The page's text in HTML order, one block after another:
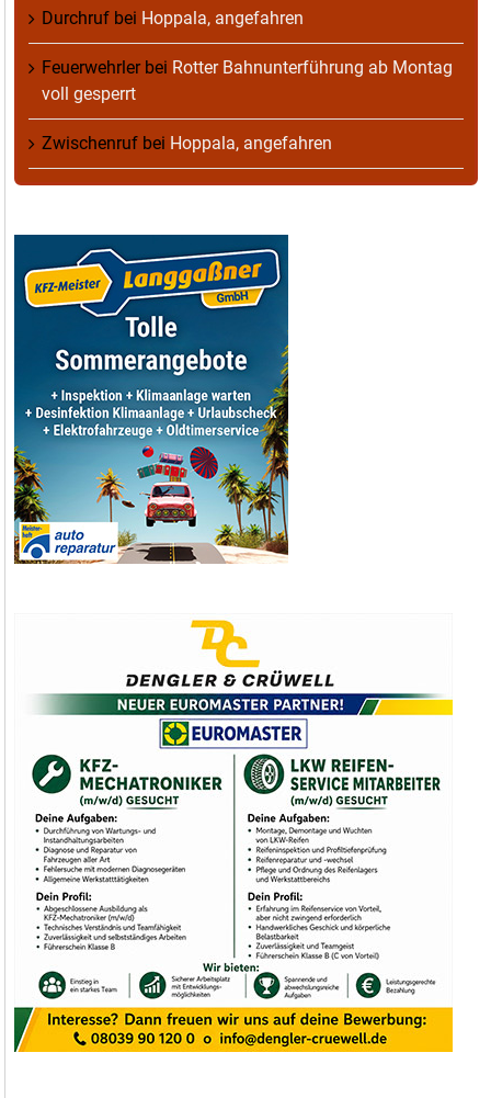
Durchruf bei Hoppala, angefahren
Feuerwehrlerbei Rotter Bahnunterführung ab Montag
voll gesperrt
Zwischenruf bei Hoppala, angefahren